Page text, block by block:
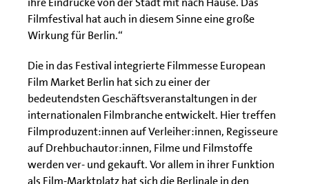
Filmfestival hat auch in diesem Sinne eine große
Wirkung für Berlin.“
Die in das Festival integrierte Filmmesse European
Film Market Berlin hat sich zu einer der
bedeutendsten Geschäftsveranstaltungen in der
internationalen Filmbranche entwickelt. Hier treffen
Filmproduzent:innen auf Verleiher:innen, Regisseure
auf Drehbuchautor:innen, Filme und Filmstoffe
werden ver- und gekauft. Vor allem in ihrer Funktion
als Film-Marktplatz hat sich die Berlinale in den